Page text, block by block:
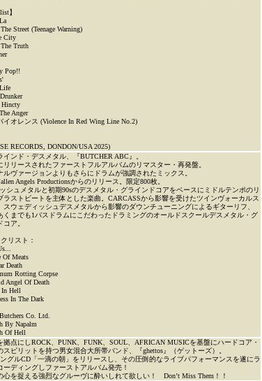
】
Street (Teenage Warning)
City
Truth
Pop!!
Anger
イオレンス (Violence In Red Wing Line No.2)
RECORDS, DONDON/USA 2025)
インド・デスメタル、『BUTCHER ABC』。
リリースされたファーストフルアルバムのリマスター・再発盤。
ルヴァージョンよりもさらにドラムが強調されたミックス。
Angels Productionsからのリリース。限定800枚。
シュメタルと初期90sのデスメタル・グラインドコアをベースにミドルテンポのリ
ラストビートを主体とした楽曲。CARCASSから影響を受けたツインヴォーカルス
スウェディッシュデスメタルから影響のダウンチューニングによるギターリフ、
くまでも1バスドラムにこだわったドラミングのオールドスクールデスメタル・グ
コア。
リスト：
Of Meats
Death
Rotting Corpse
Angel Of Death
In Hell
In The Dark
Co. Ltd.
By Napalm
Of Hell
拠点にしROCK、PUNK、FUNK、SOUL、AFRICAN MUSICを基盤にハードコア・
スピリットを持つ男女混合大所帯バンド、『ghettos』（ゲットーズ）。
グルCD「一滴の朝」をリリースし、その圧倒的なライブパフォーマンスを遂にラ
ーディングしファーストアルバム発売！
心を捉える強烈なグルーヴに酔いしれて欲しい！ Don’t Miss Them！！